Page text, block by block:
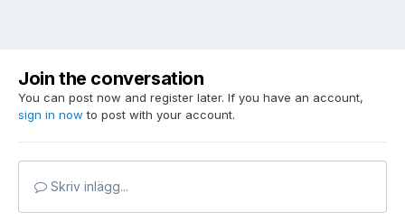
Join the conversation
You can post now and register later. If you have an account,
sign in now to post with your account.
Skriv inlägg...